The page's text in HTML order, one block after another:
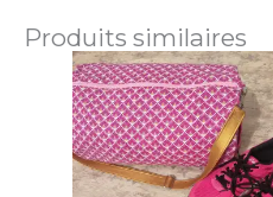
Produits similaires